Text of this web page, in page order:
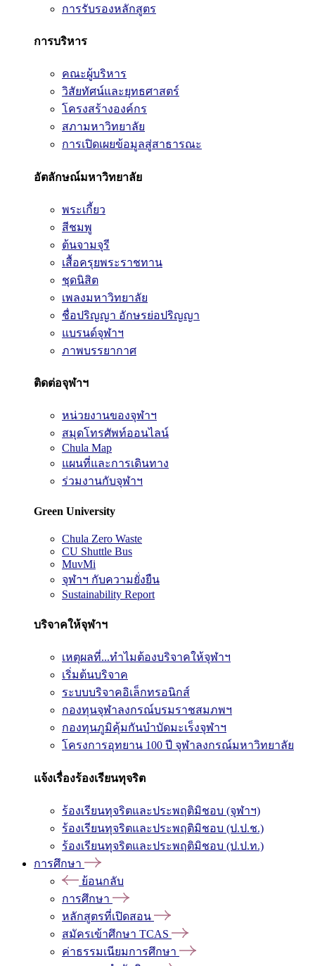
การรับรองหลักสูตร
การบริหาร
คณะผู้บริหาร
วิสัยทัศน์และยุทธศาสตร์
โครงสร้างองค์กร
สภามหาวิทยาลัย
การเปิดเผยข้อมูลสู่สาธารณะ
อัตลักษณ์มหาวิทยาลัย
พระเกี้ยว
สีชมพู
ต้นจามจุรี
เสื้อครุยพระราชทาน
ชุดนิสิต
เพลงมหาวิทยาลัย
ชื่อปริญญา อักษรย่อปริญญา
แบรนด์จุฬาฯ
ภาพบรรยากาศ
ติดต่อจุฬาฯ
หน่วยงานของจุฬาฯ
สมุดโทรศัพท์ออนไลน์
Chula Map
แผนที่และการเดินทาง
ร่วมงานกับจุฬาฯ
Green University
Chula Zero Waste
CU Shuttle Bus
MuvMi
จุฬาฯ กับความยั่งยืน
Sustainability Report
บริจาคให้จุฬาฯ
เหตุผลที่...ทำไมต้องบริจาคให้จุฬาฯ
เริ่มต้นบริจาค
ระบบบริจาคอิเล็กทรอนิกส์
กองทุนจุฬาลงกรณ์บรมราชสมภพฯ
กองทุนภูมิคุ้มกันบำบัดมะเร็งจุฬาฯ
โครงการอุทยาน 100 ปี จุฬาลงกรณ์มหาวิทยาลัย
แจ้งเรื่องร้องเรียนทุจริต
ร้องเรียนทุจริตและประพฤติมิชอบ (จุฬาฯ)
ร้องเรียนทุจริตและประพฤติมิชอบ (ป.ป.ช.)
ร้องเรียนทุจริตและประพฤติมิชอบ (ป.ป.ท.)
การศึกษา
ย้อนกลับ
การศึกษา
หลักสูตรที่เปิดสอน
สมัครเข้าศึกษา TCAS
ค่าธรรมเนียมการศึกษา